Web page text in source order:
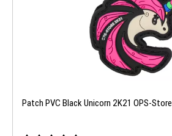
Patch PVC Black Unicorn 2K21 OPS-Store